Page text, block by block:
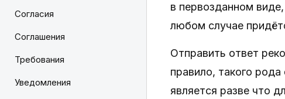
Согласия
Соглашения
Требования
Уведомления
в первозданном
любом случае
Отправить ответ
правило, такого
является разве что